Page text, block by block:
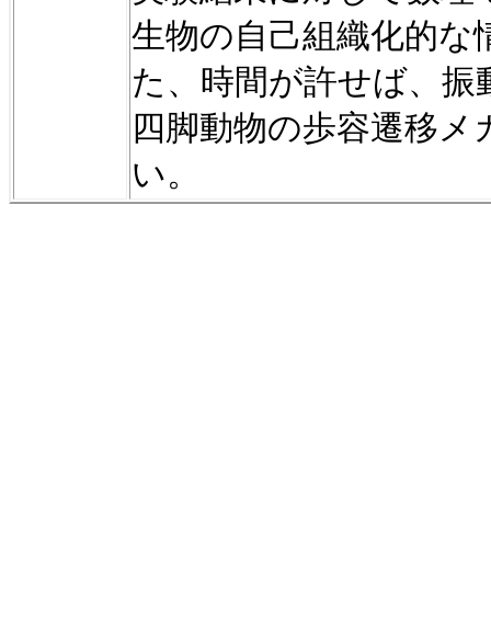
生物の自己組織化的な
た、時間が許せば、 振
四脚動物の歩容遷移
い。